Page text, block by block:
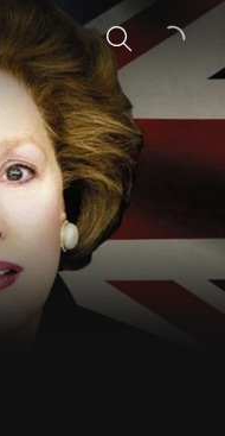
Sök